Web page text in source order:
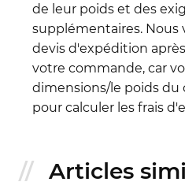
de leur poids et des
supplémentaires. Nous
devis d'expédition
votre commande, car
dimensions/le poids du
pour calculer les frais
Articles